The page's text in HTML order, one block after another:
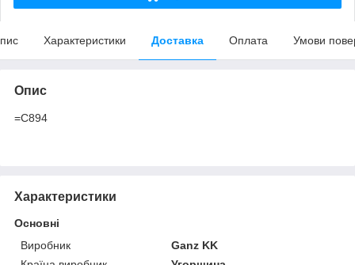
Характеристики Доставка Оплата Умови
Опис
=C894
Характеристики
Основні
Виробник
Ganz KK